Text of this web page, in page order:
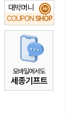
대박머니
COUPON SHOP
₩
모바일에서도
세종기프트